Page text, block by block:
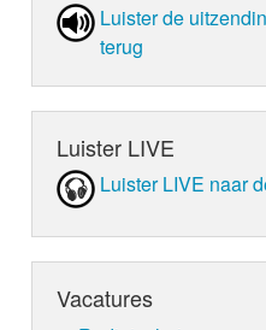
Luister de
terug
Luister LIVE
Luister LIVE naar
Vacatures